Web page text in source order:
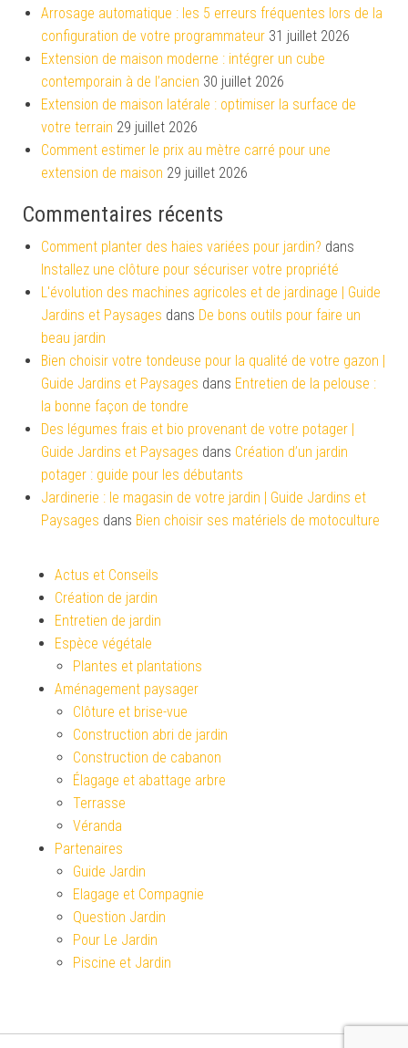
Arrosage automatique : les 5 erreurs fréquentes lors de la
configuration de votre programmateur 31 juillet 2026
Extension de maison moderne : intégrer un cube
contemporain à de l’ancien 30 juillet 2026
Extension de maison latérale : optimiser la surface de
votre terrain 29 juillet 2026
Comment estimer le prix au mètre carré pour une
extension de maison 29 juillet 2026
Commentaires récents
Comment planter des haies variées pour jardin? dans
Installez une clôture pour sécuriser votre propriété
L'évolution des machines agricoles et de jardinage | Guide
Jardins et Paysages dans De bons outils pour faire un
beau jardin
Bien choisir votre tondeuse pour la qualité de votre gazon |
Guide Jardins et Paysages dans Entretien de la pelouse :
la bonne façon de tondre
Des légumes frais et bio provenant de votre potager |
Guide Jardins et Paysages dans Création d’un jardin
potager : guide pour les débutants
Jardinerie : le magasin de votre jardin | Guide Jardins et
Paysages dans Bien choisir ses matériels de motoculture
Actus et Conseils
Création de jardin
Entretien de jardin
Espèce végétale
Plantes et plantations
Aménagement paysager
Clôture et brise-vue
Construction abri de jardin
Construction de cabanon
Élagage et abattage arbre
Terrasse
Véranda
Partenaires
Guide Jardin
Elagage et Compagnie
Question Jardin
Pour Le Jardin
Piscine et Jardin